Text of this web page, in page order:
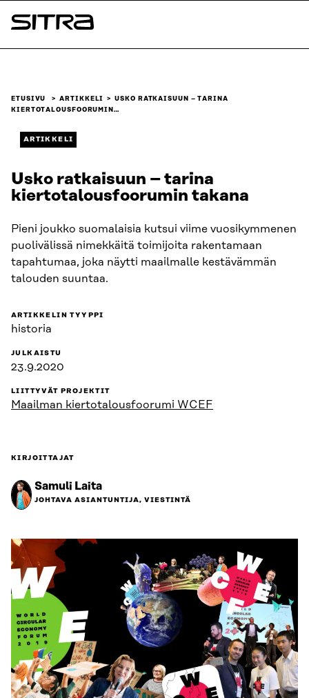
Siirry
suoraan
Sitra
ETUSIVU ARTIKKELI
USKO RATKAISUUN – TARINA
KIERTOTALOUSFOORUMIN…
ARTIKKELI
Usko ratkaisuun – tarina
kiertotalousfoorumin takana
Pieni joukko suomalaisia kutsui viime vuosikymmenen
puolivälissä nimekkäitä toimijoita rakentamaan
tapahtumaa, joka näytti maailmalle kestävämmän
talouden suuntaa.
ARTIKKELIN TYYPPI
historia
JULKAISTU
23.9.2020
LIITTYVÄT PROJEKTIT
Maailman kiertotalousfoorumi WCEF
KIRJOITTAJAT
Samuli Laita
JOHTAVA ASIANTUNTIJA, VIESTINTÄ